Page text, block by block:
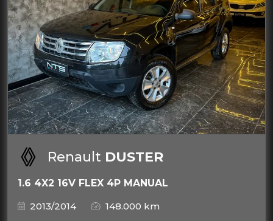
Renault DUSTER
1.6 4X2 16V FLEX 4P MANUAL
2013/2014
148.000 km